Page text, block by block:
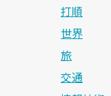
打順
世界
旅
交通